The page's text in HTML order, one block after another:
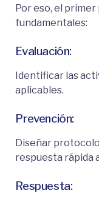
Por eso, el
fundamentales:
Evaluación:
Identificar las
aplicables.
Prevención:
Diseñar
respuesta rápida
Respuesta: